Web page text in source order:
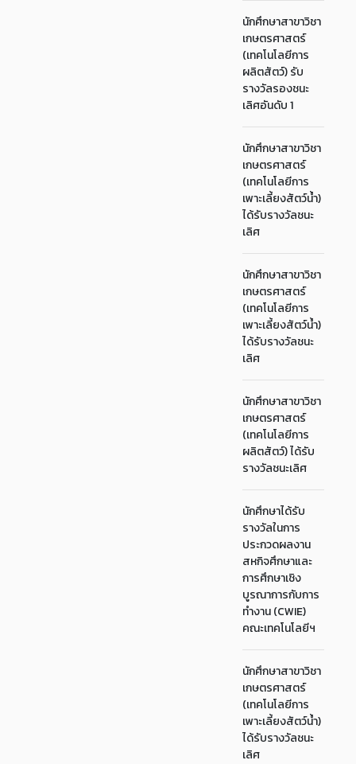
นักศึกษาสาขาวิชา
เกษตรศาสตร์
(เทคโนโลยีการ
ผลิตสัตว์) รับ
รางวัลรองชนะ
เลิศอันดับ 1
นักศึกษาสาขาวิชา
เกษตรศาสตร์
(เทคโนโลยีการ
เพาะเลี้ยงสัตว์น้ำ)
ได้รับรางวัลชนะ
เลิศ
นักศึกษาสาขาวิชา
เกษตรศาสตร์
(เทคโนโลยีการ
เพาะเลี้ยงสัตว์น้ำ)
ได้รับรางวัลชนะ
เลิศ
นักศึกษาสาขาวิชา
เกษตรศาสตร์
(เทคโนโลยีการ
ผลิตสัตว์) ได้รับ
รางวัลชนะเลิศ
นักศึกษาได้รับ
รางวัลในการ
ประกวดผลงาน
สหกิจศึกษาและ
การศึกษาเชิง
บูรณาการกับการ
ทำงาน (CWIE)
คณะเทคโนโลยีฯ
นักศึกษาสาขาวิชา
เกษตรศาสตร์
(เทคโนโลยีการ
เพาะเลี้ยงสัตว์น้ำ)
ได้รับรางวัลชนะ
เลิศ